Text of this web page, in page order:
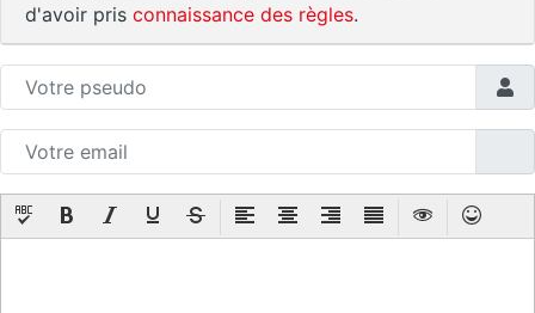
d'avoir pris connaissance des règles.